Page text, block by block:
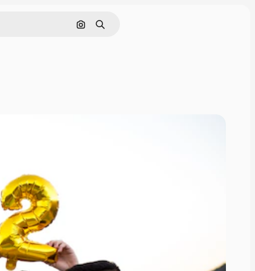
Pesquisar por imagem
Buscar